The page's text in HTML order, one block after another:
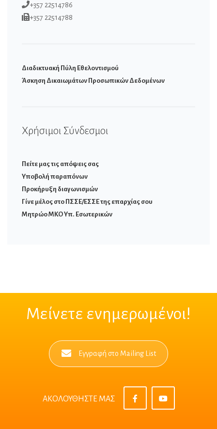
+357 22514786
+357 22514788
Διαδικτυακή Πύλη Εθελοντισμού
Άσκηση Δικαιωμάτων Προσωπικών Δεδομένων
Χρήσιμοι Σύνδεσμοι
Πείτε μας τις απόψεις σας
Υποβολή παραπόνων
Προκήρυξη διαγωνισμών
Γίνε μέλος στο ΠΣΣΕ/ΕΣΣΕ της επαρχίας σου
Μητρώο ΜΚΟ Υπ. Εσωτερικών
Μείνετε ενημερωμένοι!
Εγγραφή στο Mailing List
ΑΚΟΛΟΥΘΗΣΤΕ ΜΑΣ